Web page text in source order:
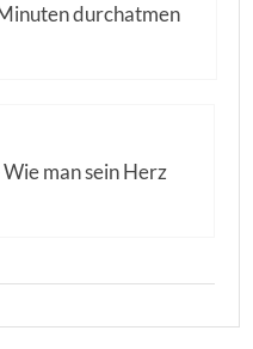
durchatmen
man sein Herz